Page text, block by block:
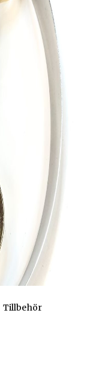
Tillbehör